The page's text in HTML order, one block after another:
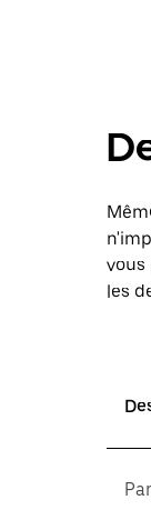
vous
les